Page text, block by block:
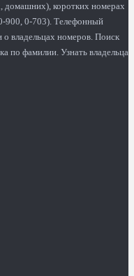
домашних), коротких номерах
900, 0-703). Телефонный
владельцах номеров. Поиск
по фамилии. Узнать владельца